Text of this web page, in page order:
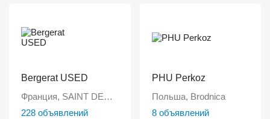
Bergerat USED
Франция, SAINT DENIS
228 объявлений
PHU Perkoz
Польша, Brodnica
8 объявлений